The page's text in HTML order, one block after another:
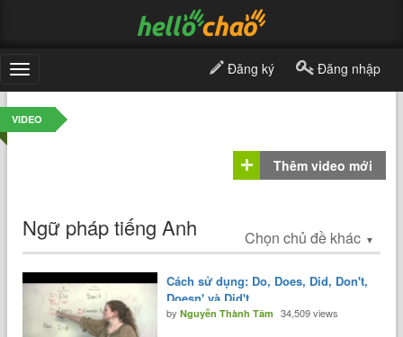
Toggle
navigation
Đăng ký Đăng nhập
VIDEO
Thêm video mới
Ngữ pháp tiếng Anh Chọn chủ đề khác ▼
Cách sử dụng: Do, Does, Did, Don't,
Doesn' và Did't
byNguyễn Thành Tâm 34,509 views